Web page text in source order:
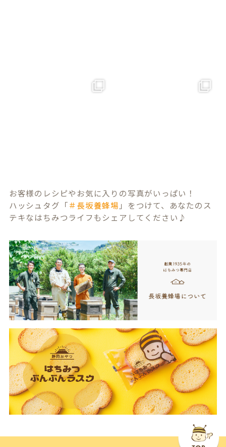
お客様のレシピやお気に入りの写真がいっぱい！
ハッシュタグ「＃長坂養蜂場 」をつけて、あなたのス
テキなはちみつライフもシェアしてください♪